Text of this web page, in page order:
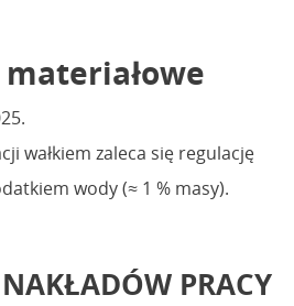
wałkiem zaleca się regulację
wody (≈ 1 % masy).
PRACY